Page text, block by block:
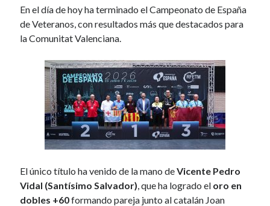
Veteranos por Selecciones Autonómicas
Campeonato de España 2026
Ángel Buendía, convocado para la Mediterranean Cup 2026 en
Bardonecchia
06/07/2026
BRONCES EN LAS PRUEBAS DE DOBLES CADETE PARA VALERIA
CONTRERAS, JAVIER SÁNCHEZ Y ANDREI MARKOV
05/07/2026
Dos nuevos bronces para la Comunitat Valenciana en las pruebas por
equipos del Campeonato de España
La FTTCV publica el calendario de actividades y abre el plazo para
solicitar sedes de la temporada 2026/2027
01/07/2026
En el día de hoy ha terminado el Campeonato de España
de Veteranos, con resultados más que destacados para
la Comunitat Valenciana.
El único título ha venido de la mano deVicente Pedro
Vidal (Santísimo Salvador), que ha logrado el oro en
dobles +60formando pareja junto al catalán Joan